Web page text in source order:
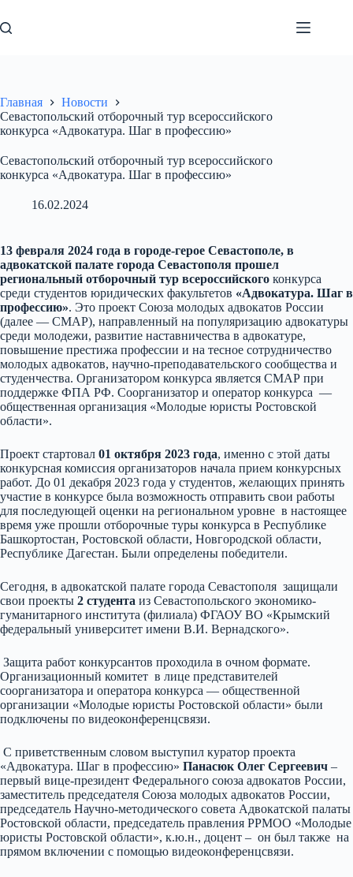
к
сути
Главная
Новости
Севастопольский отборочный тур всероссийского
конкурса «Адвокатура. Шаг в профессию»
Севастопольский отборочный тур всероссийского
конкурса «Адвокатура. Шаг в профессию»
16.02.2024
13 февраля 2024 года в городе-герое Севастополе, в
адвокатской палате города Севастополя прошел
региональный отборочный тур всероссийского конкурса
среди студентов юридических факультетов «Адвокатура. Шаг в
профессию». Это проект Союза молодых адвокатов России
(далее — СМАР), направленный на популяризацию адвокатуры
среди молодежи, развитие наставничества в адвокатуре,
повышение престижа профессии и на тесное сотрудничество
молодых адвокатов, научно-преподавательского сообщества и
студенчества. Организатором конкурса является СМАР при
поддержке ФПА РФ. Соорганизатор и оператор конкурса —
общественная организация «Молодые юристы Ростовской
области».
Проект стартовал 01 октября 2023 года, именно с этой даты
конкурсная комиссия организаторов начала прием конкурсных
работ. До 01 декабря 2023 года у студентов, желающих принять
участие в конкурсе была возможность отправить свои работы
для последующей оценки на региональном уровне в настоящее
время уже прошли отборочные туры конкурса в Республике
Башкортостан, Ростовской области, Новгородской области,
Республике Дагестан. Были определены победители.
Сегодня, в адвокатской палате города Севастополя защищали
свои проекты 2 студента из Севастопольского экономико-
гуманитарного института (филиала) ФГАОУ ВО «Крымский
федеральный университет имени В.И. Вернадского».
Защита работ конкурсантов проходила в очном формате.
Организационный комитет в лице представителей
соорганизатора и оператора конкурса — общественной
организации «Молодые юристы Ростовской области» были
подключены по видеоконференцсвязи.
С приветственным словом выступил куратор проекта
«Адвокатура. Шаг в профессию» Панасюк Олег Сергеевич –
первый вице-президент Федерального союза адвокатов России,
заместитель председателя Союза молодых адвокатов России,
председатель Научно-методического совета Адвокатской палаты
Ростовской области, председатель правления РРМОО «Молодые
юристы Ростовской области», к.ю.н., доцент – он был также на
прямом включении с помощью видеоконференцсвязи.